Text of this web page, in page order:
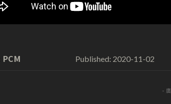
PCM Published: 2020-11-02
-